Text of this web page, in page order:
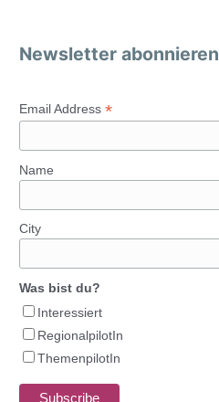
Newsletter abonnieren
Email Address *
Name
City
Was bist du?
Interessiert
RegionalpilotIn
ThemenpilotIn